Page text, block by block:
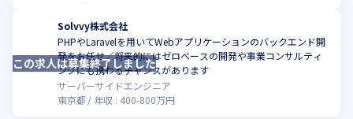
Solvvy株式会社
PHPやLaravelを用いてWebアプリケーションのバックエンド開
発をお任せ／将来的にはゼロベースの開発や事業コンサルティ
ングにも携わるチャンスがあります
サーバーサイドエンジニア
東京都
年収 : 400-800万円
この求人は募集終了しました